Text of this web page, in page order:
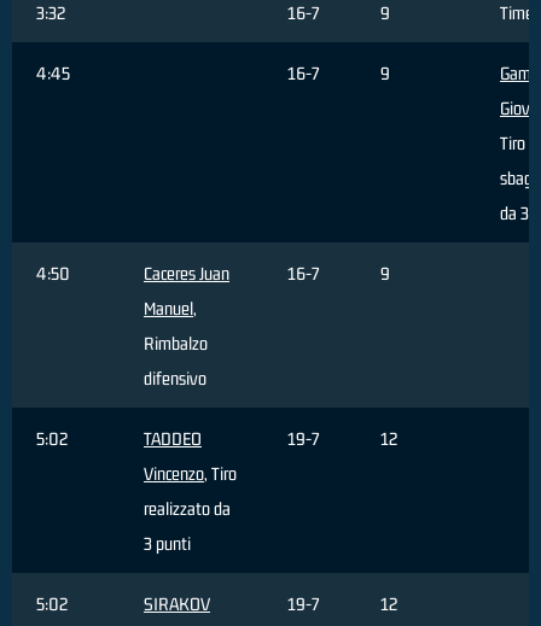
3:32 16-7 9
4:45 16-7 9
Tiro
da 3
4:50
Caceres Juan
Manuel,
Rimbalzo
difensivo
16-7 9
5:02
TADDEO
Vincenzo, Tiro
realizzato da
3 punti
19-7 12
5:02
SIRAKOV
19-7 12